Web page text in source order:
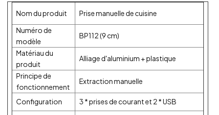
Nom du produit
Prise manuelle de cuisine
Numéro de
modèle
BP112 (9 cm)
Matériau du
produit
Alliage d'aluminium + plastique
Principe de
fonctionnement
Extraction manuelle
Configuration 3 * prises de courant et 2 * USB